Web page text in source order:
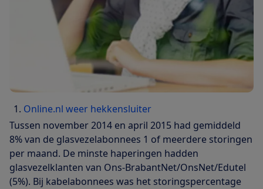
Online.nl weer hekkensluiter
Tussen november 2014 en april 2015 had gemiddeld
8% van de glasvezelabonnees 1 of meerdere storingen
per maand. De minste haperingen hadden
glasvezelklanten van Ons-BrabantNet/OnsNet/Edutel
(5%). Bij kabelabonnees was het storingspercentage